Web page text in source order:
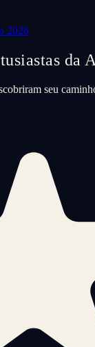
2026
da
seu